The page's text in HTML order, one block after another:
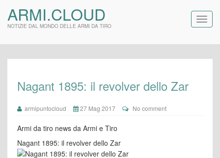
ARMI.CLOUD
NOTIZIE DAL MONDO DELLE ARMI DA TIRO
Nagant 1895: il revolver dello Zar
armipuntocloud 27 Mag 2017 No comment
Armi da tiro news da Armi e Tiro
Nagant 1895: il revolver dello Zar